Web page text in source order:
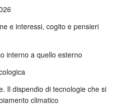
e interessi, cogito e pensieri
interno a quello esterno
Il dispendio di tecnologie che si
climatico